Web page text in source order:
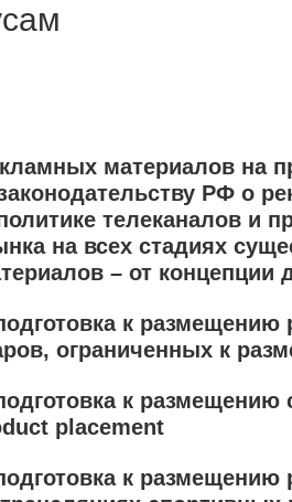
материалов на
РФ о
телеканалов и
на всех стадиях
– от концепции
к
ограниченных к
к размещению
placement
к